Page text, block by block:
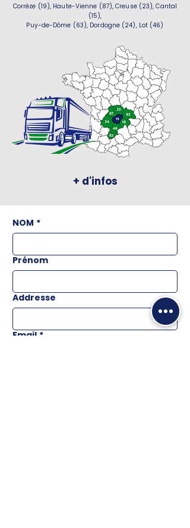
Corrèze (19), Haute-Vienne (87), Creuse (23), Cantal
(15),
Puy-de-Dôme (63), Dordogne (24), Lot (46)
+ d'infos
NOM *
Prénom
Addresse
Email *